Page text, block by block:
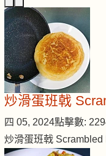
炒滑蛋班戟
四 05, 2024點擊數:
炒滑蛋班戟